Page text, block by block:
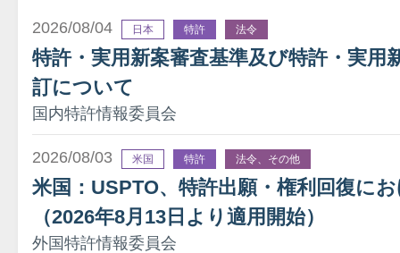
2026/08/04 日本 特許 法令
特許・実用新案審査基準及び特許・実用
訂について
国内特許情報委員会
2026/08/03 米国 特許 法令、その他
米国：USPTO、特許出願・権利回復に
（2026年8月13日より適用開始）
外国特許情報委員会